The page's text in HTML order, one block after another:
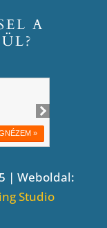
A
| Weboldal:
Studio